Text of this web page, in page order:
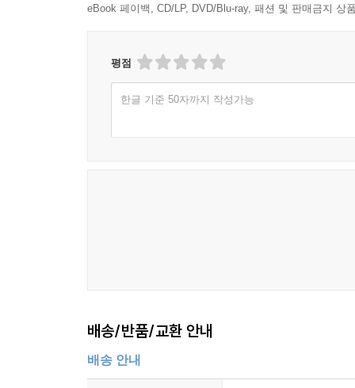
eBook 페이백, CD/LP, DVD/Blu-ray, 패션 및 판매금지 상
평점
한글 기준 50자까지 작성가능
배송/반품/교환 안내
배송 안내